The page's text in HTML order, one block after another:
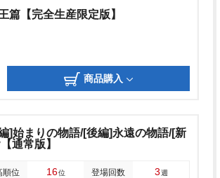
篇【完全生産限定版】
商品購入
]始まりの物語/[後編]永遠の物語/[新
通常版】
順位 16位 登場回数 3週